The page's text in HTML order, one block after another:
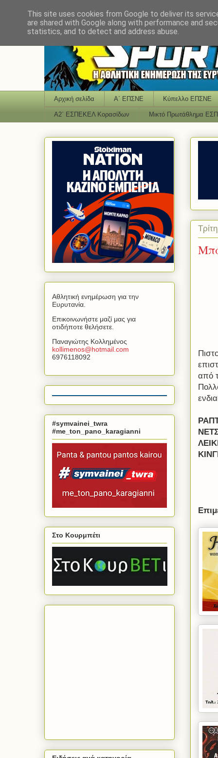
Αρχική σελίδα Α΄ ΕΠΣΝΕ Κύπελλο ΕΠΣΝΕ
Α2΄ ΕΣΠΕΚΕΛ Κορασίδων Μικτό Πρωτάθλημα
από
ΝΕΤ
Αθλητική ενημέρωση για την
Ευρυτανία.
Επικοινωνήστε μαζί μας για
οτιδήποτε θελήσετε.
Παναγιώτης Κολλημένος
kollimenos@hotmail com
6976118092
#symvainei_twra
#me_ton_pano_karagianni
Στο Κουρμπέτι
This site uses cookies from Google to deliver its
are shared with Google along with performance and
statistics, and to detect and address abuse.